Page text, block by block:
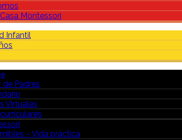
Montessori
Infantil
de Padres
Virtuales
– Vida práctica